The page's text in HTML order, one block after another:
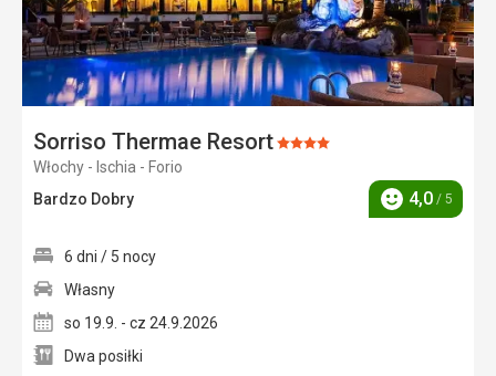
Sorriso Thermae ResortOcena:
Włochy - Ischia - Forio
Bardzo Dobry
Ocena
4,0 / 5
6 dni / 5 nocy
Własny
so 19.9. - cz 24.9.2026
Dwa posiłki